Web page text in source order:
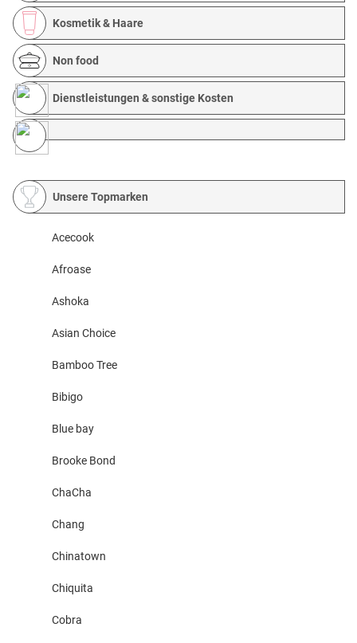
Kosmetik & Haare
Non food
Dienstleistungen & sonstige Kosten
Unsere Topmarken
Acecook
Afroase
Ashoka
Asian Choice
Bamboo Tree
Bibigo
Blue bay
Brooke Bond
ChaCha
Chang
Chinatown
Chiquita
Cobra